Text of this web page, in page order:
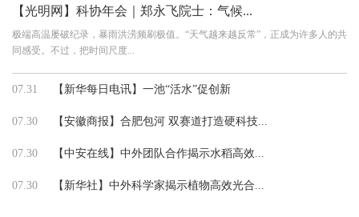
【光明网】科协年会｜郑永飞院士：气候...
极端高温屡破纪录，暴雨洪涝频刷极值。“天气越来越反常”，正成为许多人的共
同感受。不过，把时间尺度...
07.31 【新华每日电讯】一池“活水”促创新
07.30 【安徽商报】合肥包河 双赛道打造硬科技...
07.30 【中安在线】中外团队合作揭示水稻高效...
07.30 【新华社】中外科学家揭示植物高效光合...